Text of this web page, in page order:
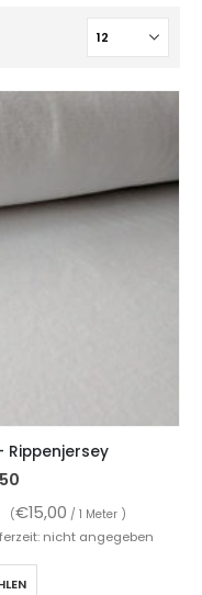
Rippenjersey
(€15,00 / 1 Meter )
nicht angegeben